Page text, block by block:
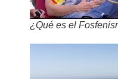
¿Qué es el